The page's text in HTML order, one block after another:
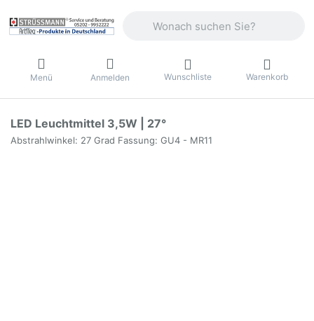
Menü Anmelden Wunschliste Warenkorb
LED Leuchtmittel 3,5W | 27°
Abstrahlwinkel: 27 Grad Fassung: GU4 - MR11